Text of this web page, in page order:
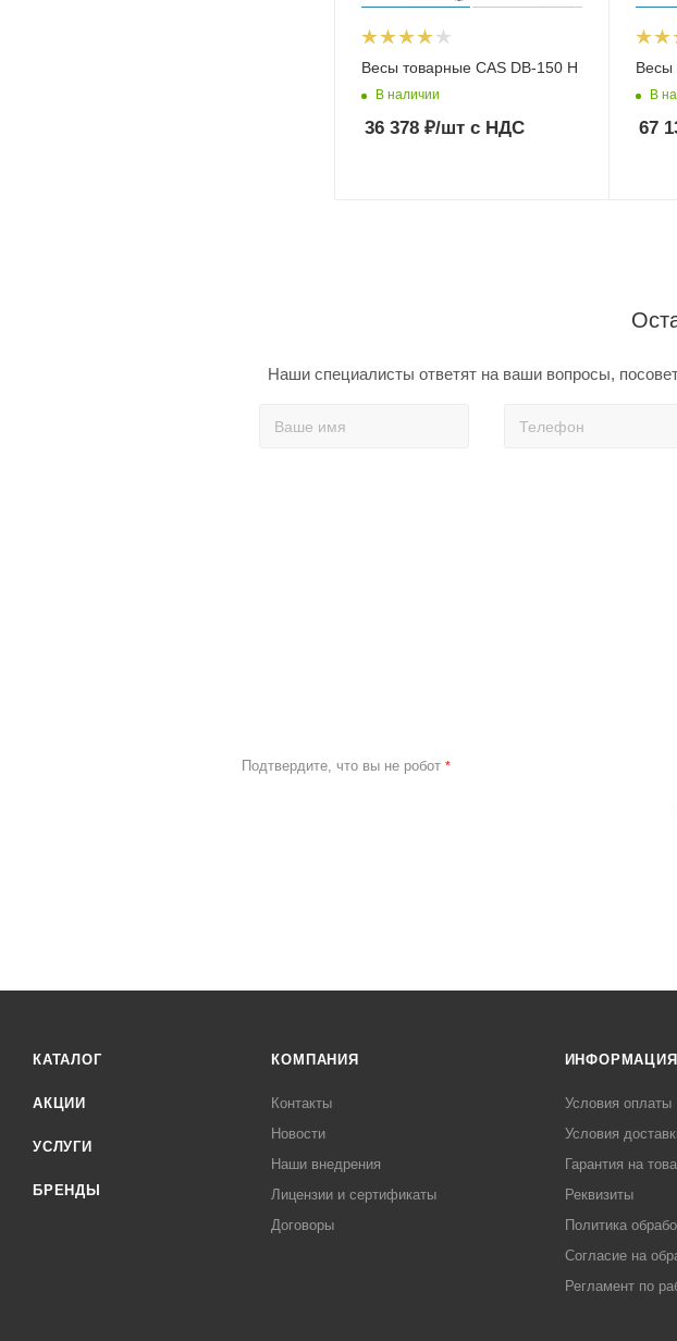
Весы товарные CAS DB-150 H
В наличии
36 378 ₽/шт с НДС
Весы
В
67
Наши специалисты ответят на ваши вопросы,
Подтвердите, что вы не робот *
КАТАЛОГ
АКЦИИ
УСЛУГИ
БРЕНДЫ
КОМПАНИЯ
Контакты
Новости
Наши внедрения
Лицензии и сертификаты
Договоры
ИНФОРМАЦИЯ
Условия оплаты
Условия
Гарантия на
Реквизиты
Политика
Согласие на
Регламент по